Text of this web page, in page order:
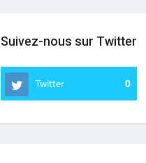
Suivez-nous sur Twitter
Twitter 0